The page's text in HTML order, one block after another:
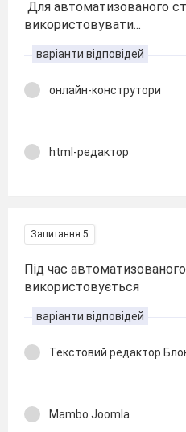
Для автоматизованого
використовувати...
варіанти відповідей
онлайн-конструтори
html-редактор
Запитання 5
Під час
використовується
варіанти відповідей
Текстовий редактор
Mambo Joomla